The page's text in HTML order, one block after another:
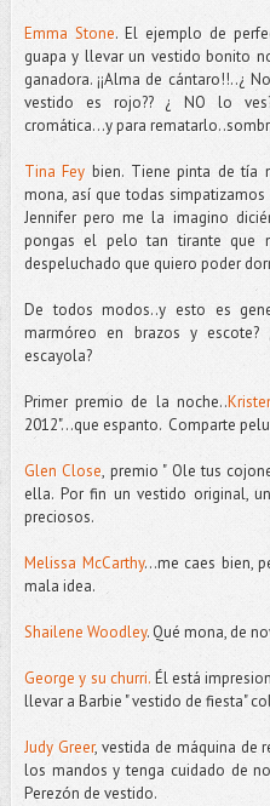
Emma Stone. El ejemplo de
guapa y llevar un vestido bonito
ganadora. ¡¡Alma de cántaro!!..¿
vestido es rojo?? ¿ NO lo
cromática...y para
Tina Fey bien. Tiene pinta de tía
mona, así que todas
Jennifer pero me la imagino
pongas el pelo tan tirante que
despeluchado que quiero poder
De todos modos..y esto es
marmóreo en brazos y
escayola?
Primer premio de la noche..
2012"...que espanto. Comparte
Glen Close, premio " Ole tus
ella. Por fin un vestido original,
preciosos.
Melissa McCarthy...me caes bien,
mala idea.
Shailene Woodley. Qué mona, de
George y su churri. Él está
llevar a Barbie " vestido de fiesta"
Judy Greer, vestida de máquina de
los mandos y tenga cuidado de
Perezón de vestido.